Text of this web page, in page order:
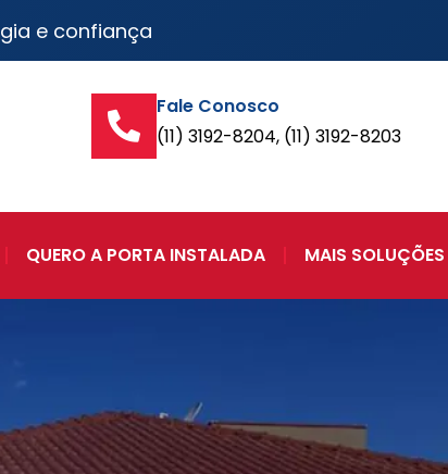
e confiança
Fale Conosco
(11) 3192-8204, (11) 3192-8203
QUERO A PORTA INSTALADA MAIS SOLUÇÕES